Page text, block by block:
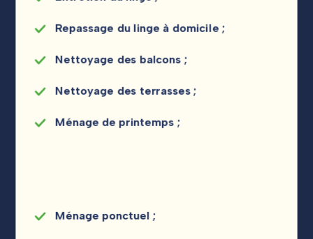
Repassage du linge à domicile ;
Nettoyage des balcons ;
Nettoyage des terrasses ;
Ménage de printemps ;
Ménage ponctuel ;